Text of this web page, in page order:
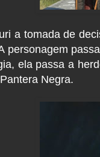
a tomada de
personagem
ela passa a
Negra.